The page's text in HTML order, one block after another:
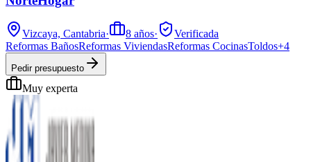
Vizcaya, Cantabria· 8 años·
Verificada
Reformas BañosReformas ViviendasReformas CocinasToldos+4
Pedir presupuesto
Muy experta